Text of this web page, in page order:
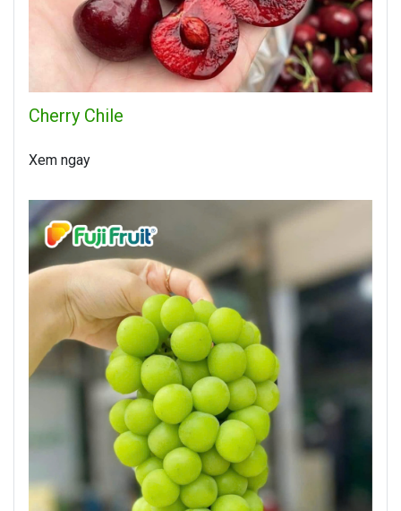
Cherry Chile
Xem ngay